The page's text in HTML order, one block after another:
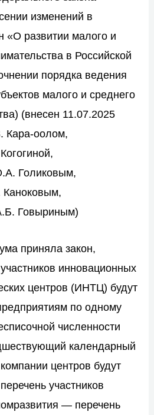
изменений в
«О развитии малого и
в Российской
порядка ведения
малого и среднего
(внесен 11.07.2025
Кара-оолом,
Голиковым,
Говыриным)
приняла закон,
инновационных
центров (ИНТЦ) будут
по одному
численности
календарный
центров будут
участников
— перечень